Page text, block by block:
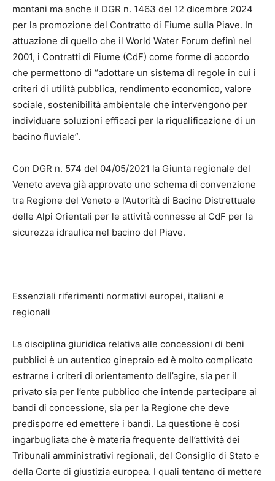
montani ma anche il DGR n. 1463 del 12 dicembre 2024
per la promozione del Contratto di Fiume sulla Piave. In
attuazione di quello che il World Water Forum definì nel
2001, i Contratti di Fiume (CdF) come forme di accordo
che permettono di “adottare un sistema di regole in cui i
criteri di utilità pubblica, rendimento economico, valore
sociale, sostenibilità ambientale che intervengono per
individuare soluzioni efficaci per la riqualificazione di un
bacino fluviale”.
Con DGR n. 574 del 04/05/2021 la Giunta regionale del
Veneto aveva già approvato uno schema di convenzione
tra Regione del Veneto e l’Autorità di Bacino Distrettuale
delle Alpi Orientali per le attività connesse al CdF per la
sicurezza idraulica nel bacino del Piave.
Essenziali riferimenti normativi europei, italiani e
regionali
La disciplina giuridica relativa alle concessioni di beni
pubblici è un autentico ginepraio ed è molto complicato
estrarne i criteri di orientamento dell’agire, sia per il
privato sia per l’ente pubblico che intende partecipare ai
bandi di concessione, sia per la Regione che deve
predisporre ed emettere i bandi. La questione è così
ingarbugliata che è materia frequente dell’attività dei
Tribunali amministrativi regionali, del Consiglio di Stato e
della Corte di giustizia europea. I quali tentano di mettere